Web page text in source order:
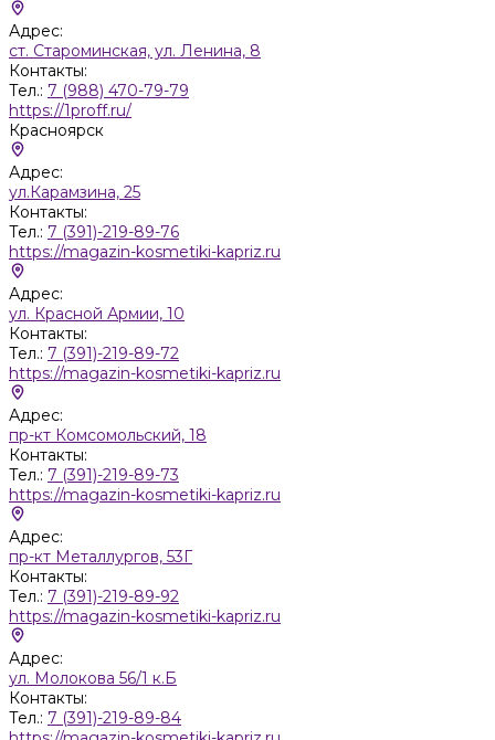
Адрес:
ст. Староминская, ул. Ленина, 8
Контакты:
Тел.: 7 (988) 470-79-79
https://1proff.ru/
Красноярск
Адрес:
ул.Карамзина, 25
Контакты:
Тел.: 7 (391)-219-89-76
https://magazin-kosmetiki-kapriz.ru
Адрес:
ул. Красной Армии, 10
Контакты:
Тел.: 7 (391)-219-89-72
https://magazin-kosmetiki-kapriz.ru
Адрес:
пр-кт Комсомольский, 18
Контакты:
Тел.: 7 (391)-219-89-73
https://magazin-kosmetiki-kapriz.ru
Адрес:
пр-кт Металлургов, 53Г
Контакты:
Тел.: 7 (391)-219-89-92
https://magazin-kosmetiki-kapriz.ru
Адрес:
ул. Молокова 56/1 к.Б
Контакты:
Тел.: 7 (391)-219-89-84